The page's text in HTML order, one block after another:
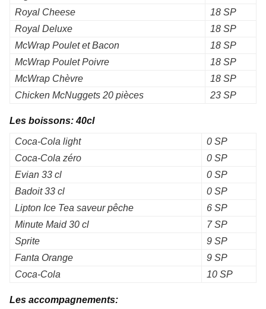
Royal Cheese
18 SP
Royal Deluxe
18 SP
McWrap Poulet et Bacon
18 SP
McWrap Poulet Poivre
18 SP
McWrap Chèvre
18 SP
Chicken McNuggets 20 pièces
23 SP
Les boissons: 40cl
Coca-Cola light
0 SP
Coca-Cola zéro
0 SP
Evian 33 cl
0 SP
Badoit 33 cl
0 SP
Lipton Ice Tea saveur pêche
6 SP
Minute Maid 30 cl
7 SP
Sprite
9 SP
Fanta Orange
9 SP
Coca-Cola
10 SP
Les accompagnements: